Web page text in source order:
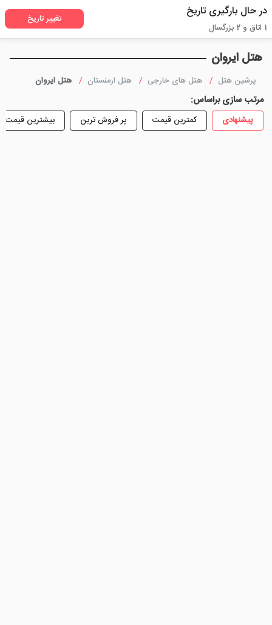
هتل ایروان
پرشین هتل هتل های خارجی هتل ارمنستان هتل ایروان
مرتب سازی براساس:
پیشنهادی کمترین قیمت پر فروش ترین بیشترین قیمت
در حال بارگیری تاریخ
1 اتاق و 2 بزرگسال
تغییر تاریخ